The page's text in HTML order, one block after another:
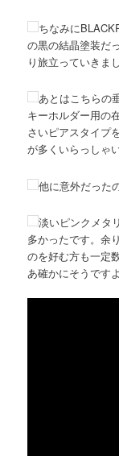
ちなみに
の黒の結晶塗装だ
り旅立っていきまし
あとはこちらの
キーホルダー用の
さいピアスタイプ
が多くいらっしゃ
他に意外だった
淡いピンクメタ
多かったです。余
のを好む方も一定
あ確かにそうですよ